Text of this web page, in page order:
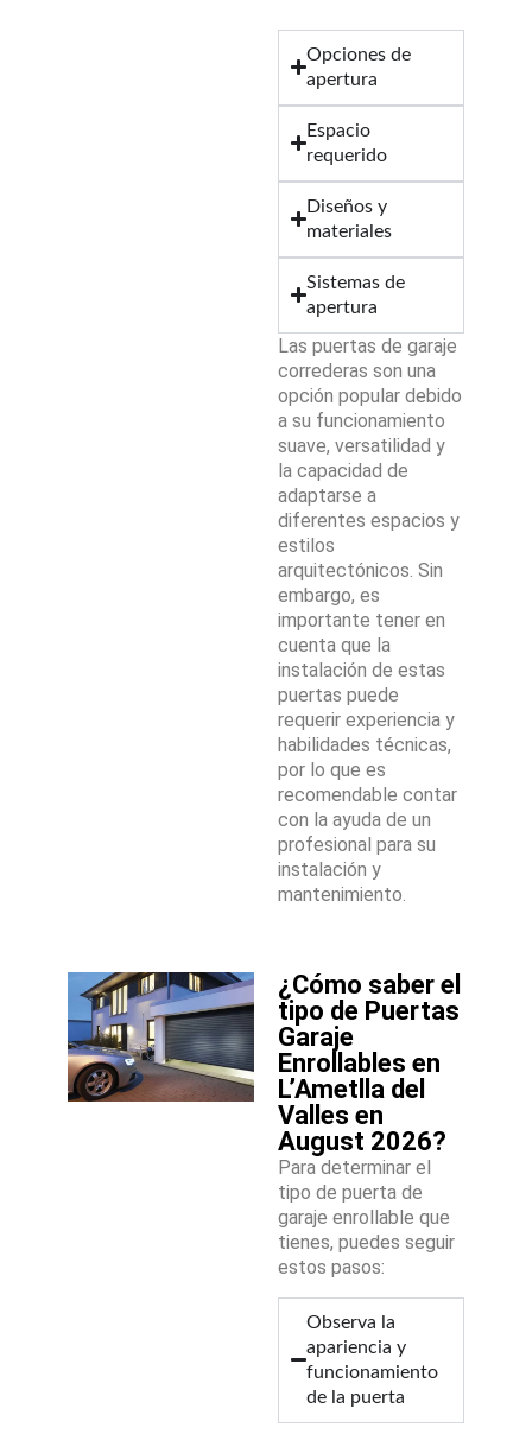
Opciones de
apertura
Espacio
requerido
Diseños y
materiales
Sistemas de
apertura
Las puertas de garaje
correderas son una
opción popular debido
a su funcionamiento
suave, versatilidad y
la capacidad de
adaptarse a
diferentes espacios y
estilos
arquitectónicos. Sin
embargo, es
importante tener en
cuenta que la
instalación de estas
puertas puede
requerir experiencia y
habilidades técnicas,
por lo que es
recomendable contar
con la ayuda de un
profesional para su
instalación y
mantenimiento.
¿Cómo saber el
tipo de Puertas
Garaje
Enrollables en
L’Ametlla del
Valles en
August 2026?
Para determinar el
tipo de puerta de
garaje enrollable que
tienes, puedes seguir
estos pasos:
Observa la
apariencia y
funcionamiento
de la puerta